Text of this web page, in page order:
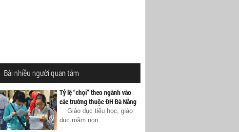
Bài nhiều người quan tâm
Tỷ lệ “chọi” theo ngành vào
các trường thuộc ĐH Đà Nẵng
Giáo dục tiểu học, giáo
dục mầm non...